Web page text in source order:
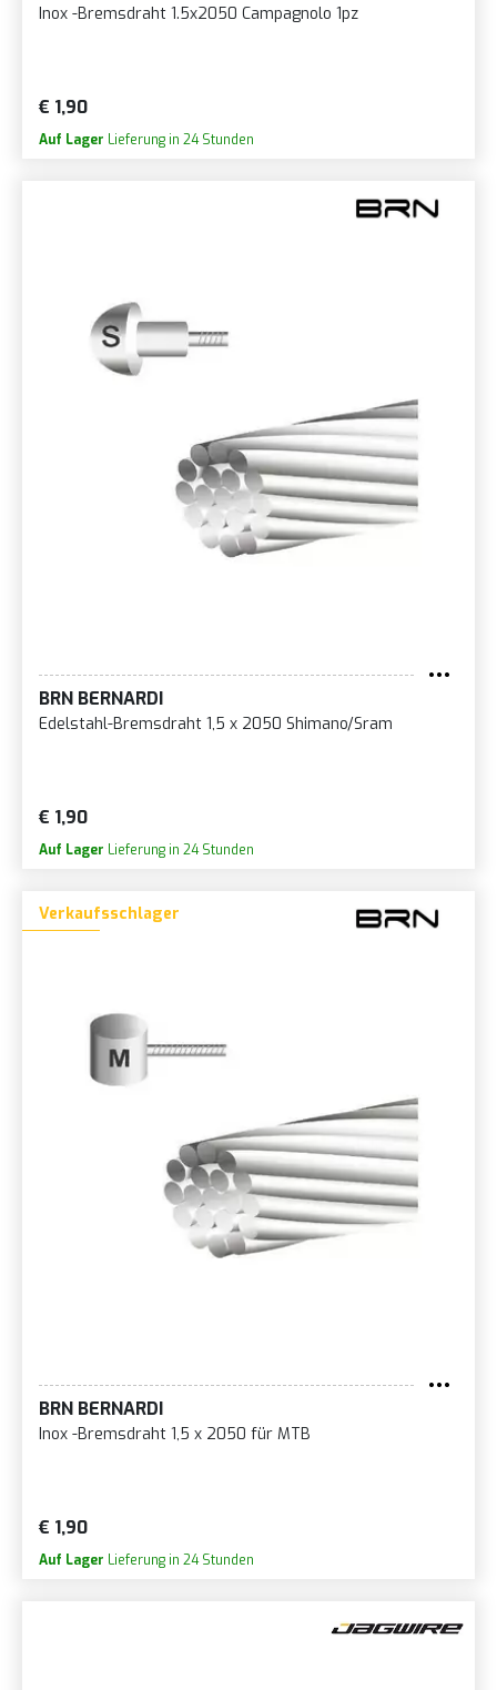
Inox -Bremsdraht 1.5x2050 Campagnolo 1pz
€ 1,90
Auf Lager Lieferung in 24 Stunden
BRN BERNARDI
Edelstahl-Bremsdraht 1,5 x 2050 Shimano/Sram
€ 1,90
Auf Lager Lieferung in 24 Stunden
Verkaufsschlager
BRN BERNARDI
Inox -Bremsdraht 1,5 x 2050 für MTB
€ 1,90
Auf Lager Lieferung in 24 Stunden